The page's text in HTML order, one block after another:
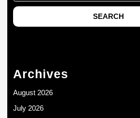
Archives
August 2026
July 2026